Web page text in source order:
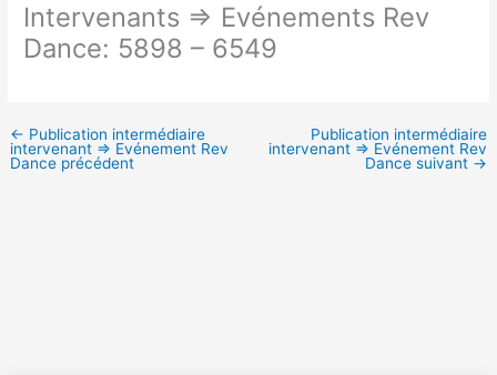
Intervenants => Evénements Rev
Dance: 5898 – 6549
← Publication intermédiaire
intervenant => Evénement Rev
Dance précédent
Publication intermédiaire
intervenant => Evénement Rev
Dance suivant →